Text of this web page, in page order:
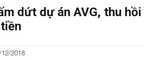
dứt dự án AVG, thu hồi
2018